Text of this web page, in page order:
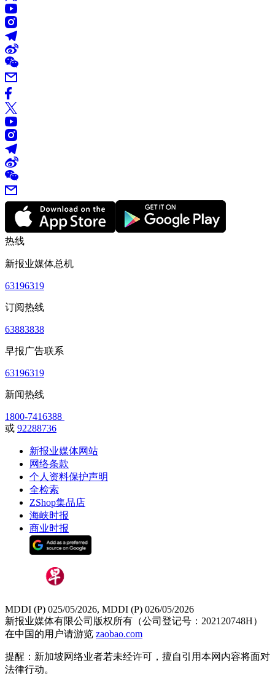
热线
新报业媒体总机
63196319
订阅热线
63883838
早报广告联系
63196319
新闻热线
1800-7416388
或 92288736
新报业媒体网站
网络条款
个人资料保护声明
全检索
ZShop集品店
海峡时报
商业时报
MDDI (P) 025/05/2026, MDDI (P) 026/05/2026
新报业媒体有限公司版权所有（公司登记号：202120748H）
在中国的用户请游览 zaobao.com
提醒：新加坡网络业者若未经许可，擅自引用本网内容将面对
法律行动。